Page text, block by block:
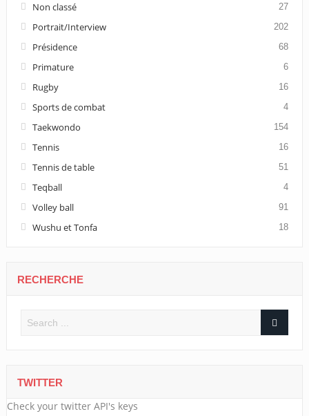
Non classé 27
Portrait/Interview 202
Présidence 68
Primature 6
Rugby 16
Sports de combat 4
Taekwondo 154
Tennis 16
Tennis de table 51
Teqball 4
Volley ball 91
Wushu et Tonfa 18
RECHERCHE
TWITTER
Check your twitter API's keys